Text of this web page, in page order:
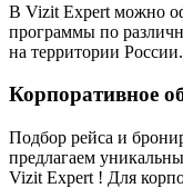
В Vizit Expert можно
программы по
на территории России.
Корпоративное
Подбор рейса и
предлагаем
Vizit Expert ! Для